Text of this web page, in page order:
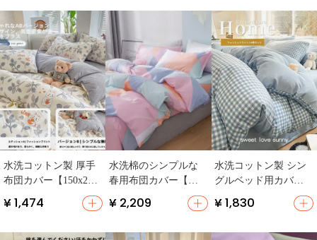
対応）
水洗コットン製 厚手
布団カバー【150x200c
m・シングル・学生
用】
¥ 1,474
水洗棉のシンプルな
春用布団カバー【一
¥ 2,209
水洗コットン製 シン
グルベッド用カバー
【150x200x230・学生
寮用・ピローカバー
¥ 1,830